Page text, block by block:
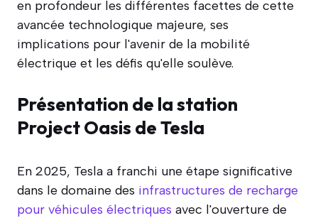
en profondeur les différentes facettes de cette
avancée technologique majeure, ses
implications pour l'avenir de la mobilité
électrique et les défis qu'elle soulève.
Présentation de la station
Project Oasis de Tesla
En 2025, Tesla a franchi une étape significative
dans le domaine des infrastructures de recharge
pour véhicules électriques avec l'ouverture de